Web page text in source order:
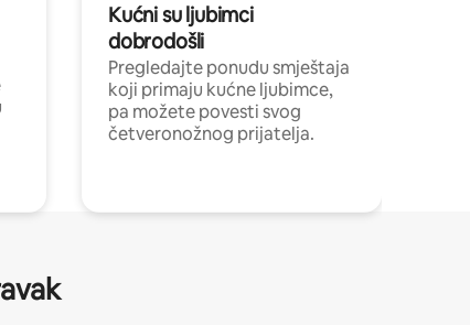
Kućni su ljubimci
dobrodošli
Pregledajte ponudu smještaja
koji primaju kućne ljubimce,
pa možete povesti svog
četveronožnog prijatelja.